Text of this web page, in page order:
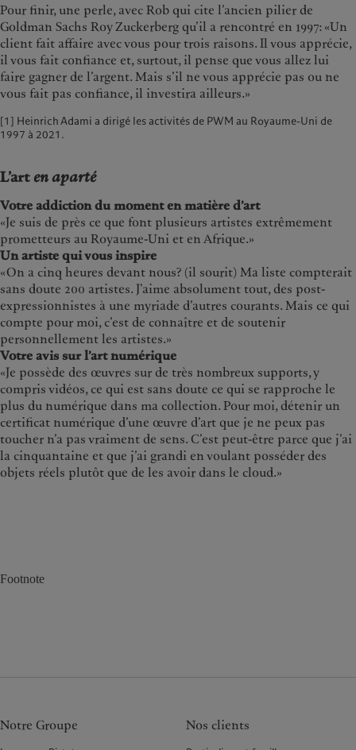
Pour finir, une perle, avec Rob qui cite l’ancien pilier de
Goldman Sachs Roy Zuckerberg qu’il a rencontré en 1997: «Un
client fait affaire avec vous pour trois raisons. Il vous apprécie,
il vous fait confiance et, surtout, il pense que vous allez lui
faire gagner de l’argent. Mais s’il ne vous apprécie pas ou ne
vous fait pas confiance, il investira ailleurs.»
[1] Heinrich Adami a dirigé les activités de PWM au Royaume-Uni de
1997 à 2021.
L’art en aparté
Votre addiction du moment en matière d’art
«Je suis de près ce que font plusieurs artistes extrêmement
prometteurs au Royaume-Uni et en Afrique.»
Un artiste qui vous inspire
«On a cinq heures devant nous? (il sourit) Ma liste compterait
sans doute 200 artistes. J’aime absolument tout, des post-
expressionnistes à une myriade d’autres courants. Mais ce qui
compte pour moi, c’est de connaître et de soutenir
personnellement les artistes.»
Votre avis sur l’art numérique
«Je possède des œuvres sur de très nombreux supports, y
compris vidéos, ce qui est sans doute ce qui se rapproche le
plus du numérique dans ma collection. Pour moi, détenir un
certificat numérique d’une œuvre d’art que je ne peux pas
toucher n’a pas vraiment de sens. C’est peut-être parce que j’ai
la cinquantaine et que j’ai grandi en voulant posséder des
objets réels plutôt que de les avoir dans le cloud.»
Footnote
Notre Groupe Nos clients